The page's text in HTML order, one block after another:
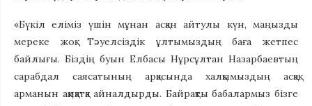
«Бүкіл еліміз үшін мұнан асқан айтулы күн, маңызды
мереке жоқ. Тәуелсіздік ұлтымыздың баға жетпес
байлығы. Біздің буын Елбасы Нұрсұлтан Назарбаевтың
сарабдал саясатының арқасында халқымыздың асқақ
арманын ақиқатқа айналдырды. Байрақты бабалармыз бізге